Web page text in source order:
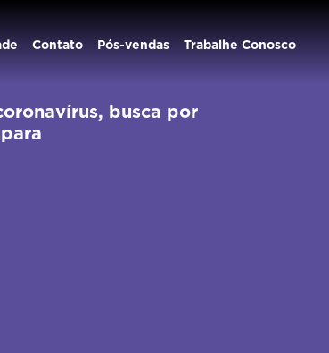
Contato Pós-vendas Trabalhe Conosco
busca por